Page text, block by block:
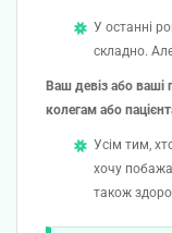
У останні
складно.
Ваш девіз або
колегам або
Усім тим,
хочу
також